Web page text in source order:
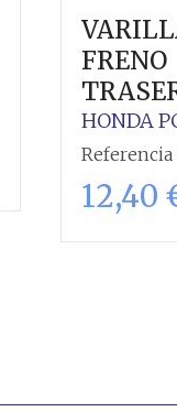
FRENO
HONDA
Referencia
12,40